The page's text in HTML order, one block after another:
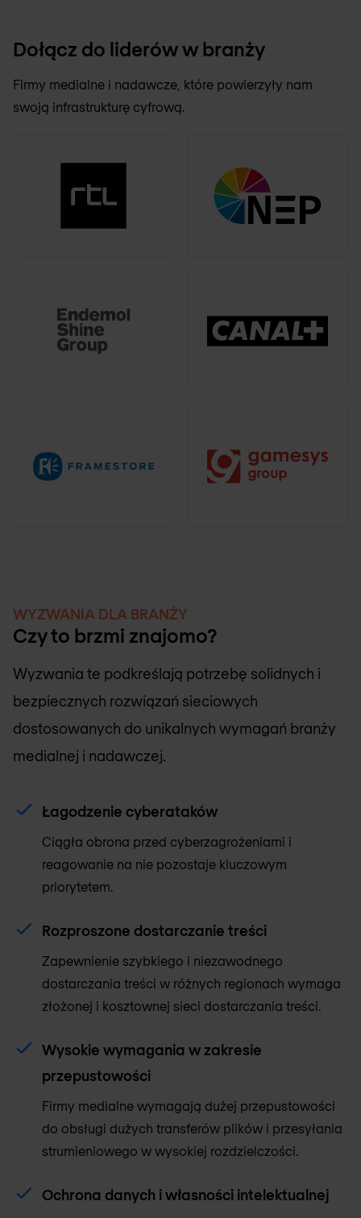
Dołącz do liderów w branży
Firmy medialne i nadawcze, które powierzyły nam
swoją infrastrukturę cyfrową.
WYZWANIA DLA BRANŻY
Czy to brzmi znajomo?
Wyzwania te podkreślają potrzebę solidnych i
bezpiecznych rozwiązań sieciowych
dostosowanych do unikalnych wymagań branży
medialnej i nadawczej.
Łagodzenie cyberataków
Ciągła obrona przed cyberzagrożeniami i
reagowanie na nie pozostaje kluczowym
priorytetem.
Rozproszone dostarczanie treści
Zapewnienie szybkiego i niezawodnego
dostarczania treści w różnych regionach wymaga
złożonej i kosztownej sieci dostarczania treści.
Wysokie wymagania w zakresie
przepustowości
Firmy medialne wymagają dużej przepustowości
do obsługi dużych transferów plików i przesyłania
strumieniowego w wysokiej rozdzielczości.
Ochrona danych i własności intelektualnej